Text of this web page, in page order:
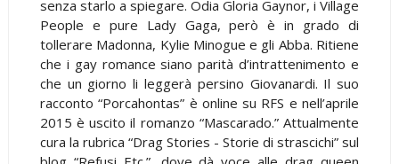
senza starlo a spiegare. Odia Gloria Gaynor, i Village
People e pure Lady Gaga, però è in grado di
tollerare Madonna, Kylie Minogue e gli Abba. Ritiene
che i gay romance siano parità d’intrattenimento e
che un giorno li leggerà persino Giovanardi. Il suo
racconto “Porcahontas” è online su RFS e nell’aprile
2015 è uscito il romanzo “Mascarado.” Attualmente
cura la rubrica “Drag Stories - Storie di strascichi” sul